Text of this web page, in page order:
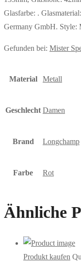
Glasfarbe: .
Germany GmbH. Style:
Gefunden bei: Mister
Material Metall
Geschlecht Damen
Brand Longchamp
Farbe Rot
Ähnliche
Produkt kaufen